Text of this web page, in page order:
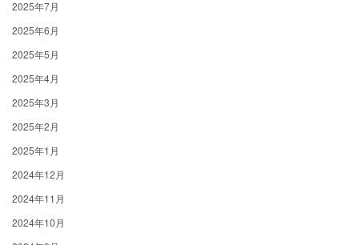
2025年7月
2025年6月
2025年5月
2025年4月
2025年3月
2025年2月
2025年1月
2024年12月
2024年11月
2024年10月